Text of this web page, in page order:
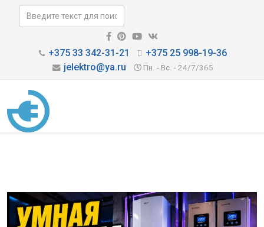
+375 33 342-31-21
+375 25 998-19-36
jelektro@ya.ru
Пн. - Вс. - 24/7/365